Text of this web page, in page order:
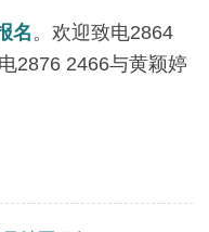
名 。欢迎致电2864
2876 2466与黄颖婷